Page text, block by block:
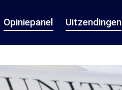
Opiniepanel Uitzendingen